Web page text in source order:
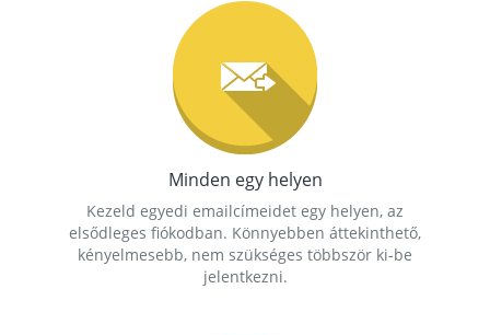
Minden egy helyen
Kezeld egyedi emailcímeidet egy helyen, az
elsődleges fiókodban. Könnyebben áttekinthető,
kényelmesebb, nem szükséges többször ki-be
jelentkezni.